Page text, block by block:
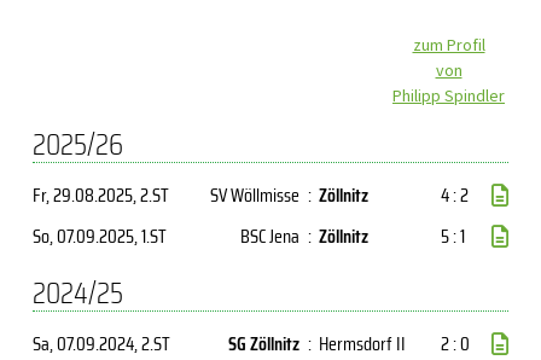
zum Profil
von
Philipp Spindler
2025/26
Fr, 29.08.2025, 2.ST SV Wöllmisse : Zöllnitz
4 : 2
So, 07.09.2025, 1.ST BSC Jena : Zöllnitz 5 : 1
2024/25
Sa, 07.09.2024, 2.ST SG Zöllnitz : Hermsdorf II
2 : 0